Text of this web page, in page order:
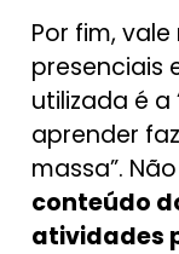
Por fim,
presenciais
utilizada é a
aprender
massa”.
conteúdo
atividades